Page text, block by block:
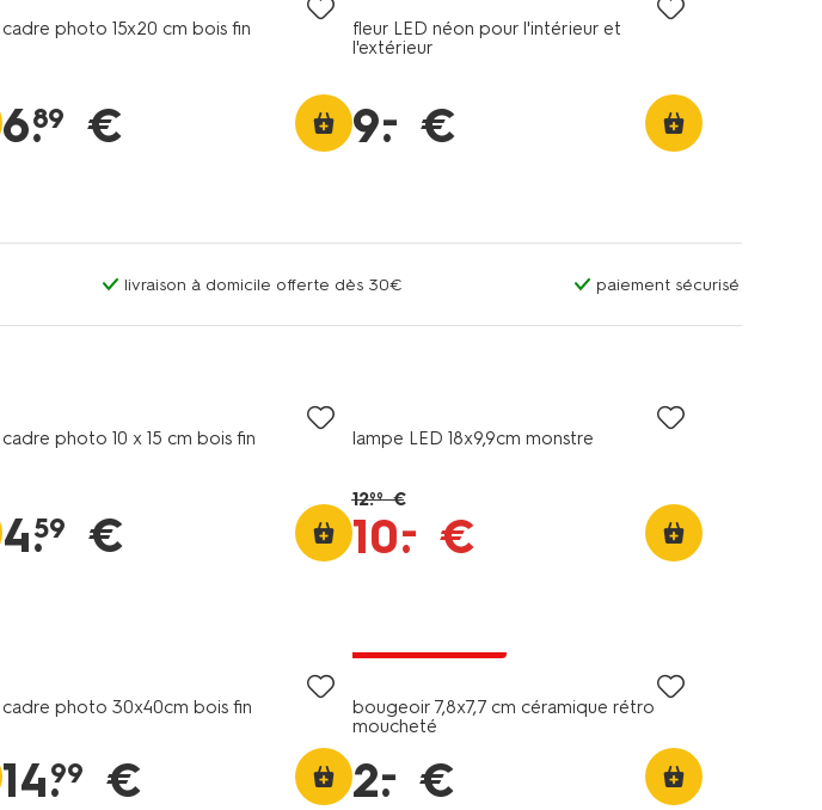
cadre photo 15x20 cm bois fin
6.
89 €
fleur LED néon pour l'intérieur et
l'extérieur
9.
– €
livraison à domicile offerte dès 30€ paiement sécurisé
cadre photo 10 x 15 cm bois fin
4.
59 €
lampe LED 18x9,9cm monstre
12.99 €
10.
– €
cadre photo 30x40cm bois fin
14.
99 €
bougeoir 7,8x7,7 cm céramique rétro
moucheté
2.
– €